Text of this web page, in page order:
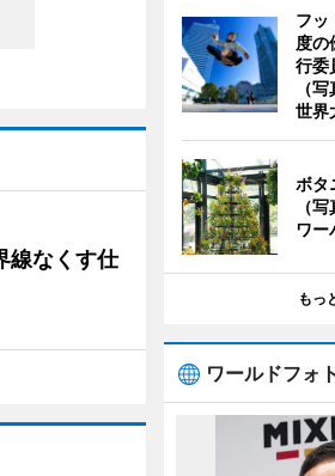
線なくす仕
フッ
度の
行委
（
世界
ボタ
（
ワー
もっ
ワールドフォ